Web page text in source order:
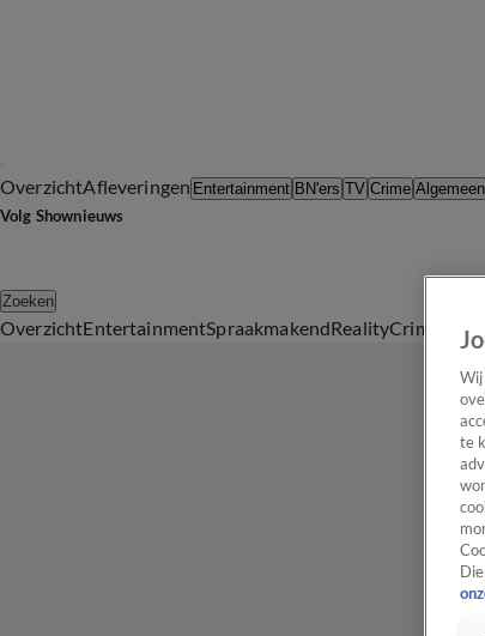
OverzichtAfleveringen Entertainment BN'ers TV Crime Algemeen
Volg Shownieuws
Zoeken
OverzichtEntertainmentSpraakmakendRealityCrime
Wij
te